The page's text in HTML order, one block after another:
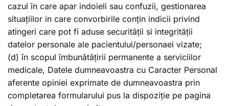
cazul în care apar indoieli sau confuzii, gestionarea
situațiilor in care convorbirile conțin indicii privind
atingeri care pot fi aduse securității si integrității
datelor personale ale pacientului/personaei vizate;
(d) în scopul îmbunătățirii permanente a serviciilor
medicale, Datele dumneavoastra cu Caracter Personal
aferente opiniei exprimate de dumneavoastra prin
completarea formularului pus la dispoziție pe pagina